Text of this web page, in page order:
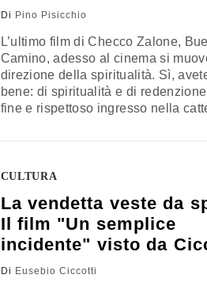
Di Pino Pisicchio
L’ultimo film di Checco Zalone,
Camino, adesso al cinema si
direzione della spiritualità. Sì,
bene: di spiritualità e di
fine e rispettoso ingresso nella
CULTURA
La vendetta veste da
Il film "Un semplice
incidente" visto da
Di Eusebio Ciccotti